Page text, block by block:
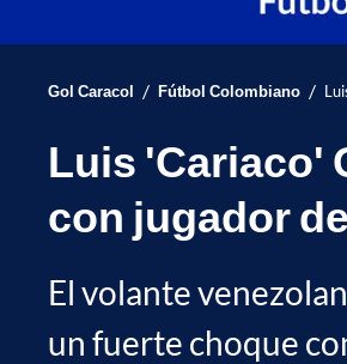
Gol Caracol / Fútbol Colombiano /
Luis 'Cariaco'
con jugador
El volante
un fuerte choque